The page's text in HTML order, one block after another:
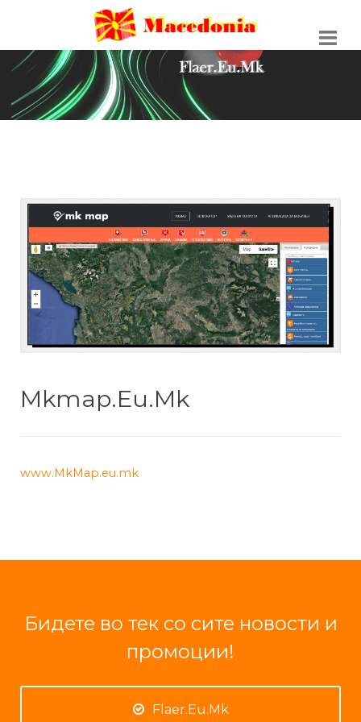
Mkmap.Eu.Mk
www.MkMap.eu.mk
Бидете во тек со сите новости и
промоции!
Flaer.Eu.Mk